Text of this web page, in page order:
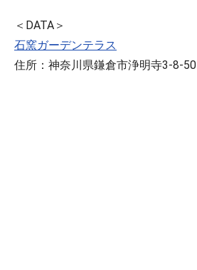
＜DATA＞
石窯ガーデンテラス
住所：神奈川県鎌倉市浄明寺3-8-50